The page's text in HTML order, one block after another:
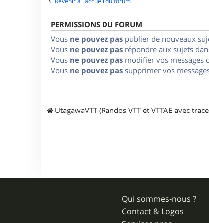
PERMISSIONS DU FORUM
Vous ne pouvez pas publier de nouveaux
Vous ne pouvez pas répondre aux sujets
Vous ne pouvez pas modifier vos messages
Vous ne pouvez pas supprimer vos
UtagawaVTT (Randos VTT et VTTAE avec
Qui sommes-nous ?
Contact & Logos